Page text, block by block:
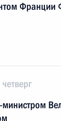
Франции